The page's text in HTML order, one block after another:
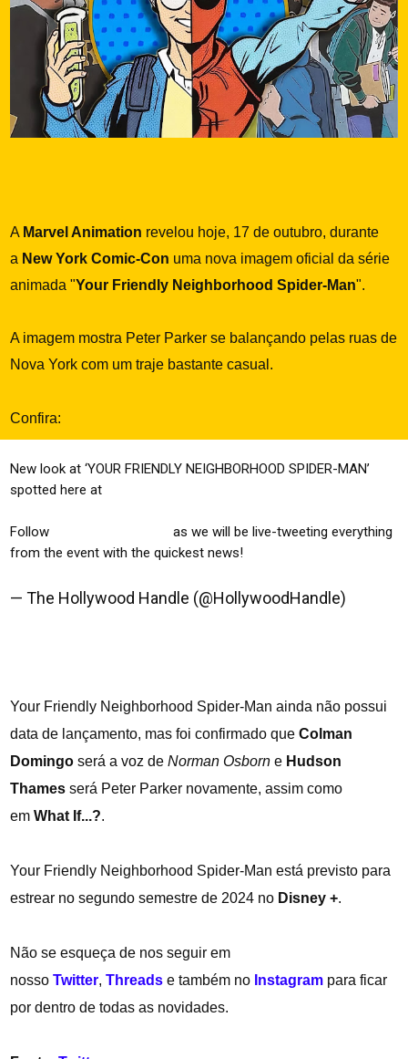
A Marvel Animation revelou hoje, 17 de outubro, durante
a New York Comic-Con uma nova imagem oficial da série
animada "Your Friendly Neighborhood Spider-Man".
A imagem mostra Peter Parker se balançando pelas ruas de
Nova York com um traje bastante casual.
Confira:
New look at ‘YOUR FRIENDLY NEIGHBORHOOD SPIDER-MAN’
spotted here at
Follow
as we will be live-tweeting everything
from the event with the quickest news!
— The Hollywood Handle (@HollywoodHandle)
Your Friendly Neighborhood Spider-Man ainda não possui
data de lançamento, mas foi confirmado queColman
Domingo será a voz deNorman Osborn e Hudson
Thames será Peter Parker novamente, assim como
emWhat If...?.
Your Friendly Neighborhood Spider-Man está previsto para
estrear no segundo semestre de 2024 no Disney +.
Não se esqueça de nos seguir em
nossoTwitter, Threads e também no Instagram para ficar
por dentro de todas as novidades.